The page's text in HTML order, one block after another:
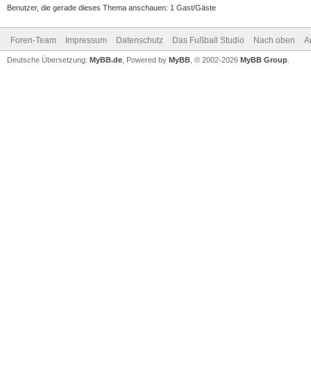
Benutzer, die gerade dieses Thema anschauen: 1 Gast/Gäste
Foren-Team Impressum Datenschutz Das Fußball Studio Nach oben
Deutsche Übersetzung: MyBB.de , Powered by MyBB , © 2002-2026 MyBB Group